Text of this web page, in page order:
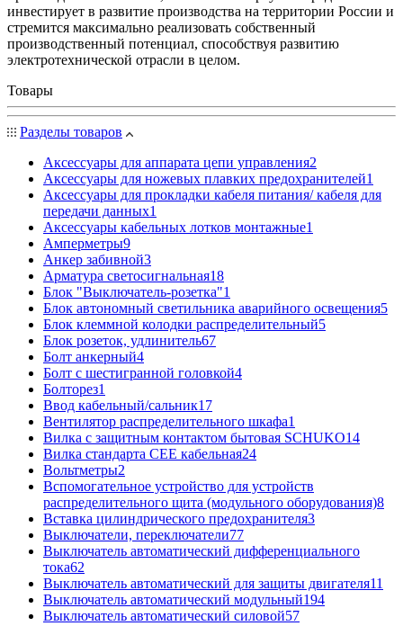
инвестирует в развитие производства на территории России и
стремится максимально реализовать собственный
производственный потенциал, способствуя развитию
электротехнической отрасли в целом.
Товары
Разделы товаров
Аксессуары для аппарата цепи управления2
Аксессуары для ножевых плавких предохранителей1
Аксессуары для прокладки кабеля питания/ кабеля для
передачи данных1
Аксессуары кабельных лотков монтажные1
Амперметры9
Анкер забивной3
Арматура светосигнальная18
Блок "Выключатель-розетка"1
Блок автономный светильника аварийного освещения5
Блок клеммной колодки распределительный5
Блок розеток, удлинитель67
Болт анкерный4
Болт с шестигранной головкой4
Болторез1
Ввод кабельный/сальник17
Вентилятор распределительного шкафа1
Вилка с защитным контактом бытовая SCHUKO14
Вилка стандарта CEE кабельная24
Вольтметры2
Вспомогательное устройство для устройств
распределительного щита (модульного оборудования)8
Вставка цилиндрического предохранителя3
Выключатели, переключатели77
Выключатель автоматический дифференциального
тока62
Выключатель автоматический для защиты двигателя11
Выключатель автоматический модульный194
Выключатель автоматический силовой57